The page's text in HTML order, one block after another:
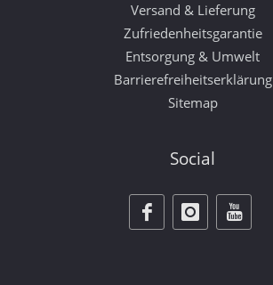
Versand & Lieferung
Zufriedenheitsgarantie
Entsorgung & Umwelt
Barrierefreiheitserklärung
Sitemap
Social